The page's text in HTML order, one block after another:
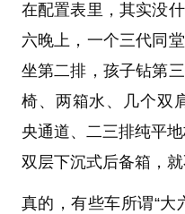
在配置表里，其实没
六晚上，一个三代同
坐第二排，孩子钻第
椅、两箱水、几个双
央通道、二三排纯平
双层下沉式后备箱，就
真的，有些车所谓“大